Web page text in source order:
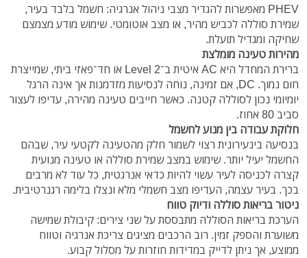
PHEV מאפשרות להגדיר מצבי ניהול אנרגיה: חשמל בלבד בעיר,
שמירת סוללה לכביש מהיר, או מצב אוטומטי. שימוש מודע מצמצם
שחיקה ומגדיל תועלת.
מהירות טעינה מומלצת
ברירת המחדל היא AC איטית ב־Level 2 או חד־פאזי ביתי, שמייצרת
חום נמוך. DC, אם זמינה, נוחה לנסיעות מזדמנות אך אינה הרגל
יומיומי נכון לסוללה קטנה. כאשר חייבים טעינה מהירה, עדיפו לעצור
סביב 80 אחוז.
חלוקת עבודה בין מנוע לחשמל
בנסיעה בינעירונית רצוי לשמור חלק מהטעינה לקטעי עיר, שבהם
החשמל יעיל יותר. שימוש במצב שמירת סוללה או טעינה מנועית
קצרה לכניסה לעיר עשוי להיות כדאי אנרגטית, כל עוד לא מרבים
בכך. בעיר עצמה, העדיפו מצב חשמלי מלא ונצלו בלימה רגנרטיבית.
ניטור בריאות סוללה ודיוק טווח
הערכת בריאות הסוללה מתבססת על שני צירים: קיבולת שמישה
משוערת והספק זמין. רוב הרכבים מציגים צריכת אנרגיה וטווח
ממוצע, אך ניתן לדייק במדידות חוזרות על מסלול קבוע.